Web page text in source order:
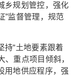
乡规划管控，强化
”监督管理，规范
“土地要素跟着
、重点项目倾斜，
用地供应程序，强